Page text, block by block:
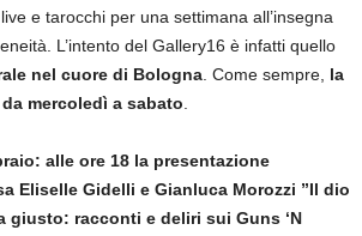
e tarocchi per una settimana all’insegna
L’intento del Gallery16 è infatti quello
nel cuore di Bologna. Come sempre, la
mercoledì a sabato.
alle ore 18 la presentazione
Eliselle Gidelli e Gianluca Morozzi ”Il dio
giusto: racconti e deliri sui Guns ‘N